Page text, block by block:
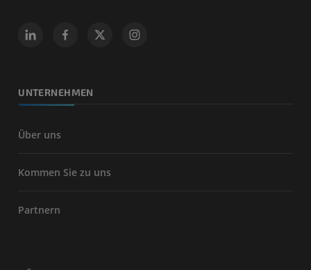
UNTERNEHMEN
Über uns
Kommen Sie zu uns
Partnern